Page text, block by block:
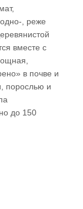
, реже
вместе с
в почве и
порослью и
до 150